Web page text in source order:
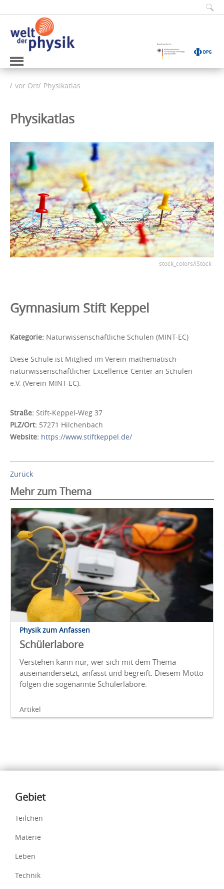
vor Ort Physikatlas
Physikatlas
stock_colors/iStock
Gymnasium Stift Keppel
Kategorie: Naturwissenschaftliche Schulen (MINT-EC)
Diese Schule ist Mitglied im Verein mathematisch-
naturwissenschaftlicher Excellence-Center an Schulen
e.V. (Verein MINT-EC).
Straße: Stift-Keppel-Weg 37
PLZ/Ort: 57271 Hilchenbach
Website: https://www.stiftkeppel.de/
Zurück
Mehr zum Thema
Physik zum Anfassen
Schülerlabore
Verstehen kann nur, wer sich mit dem Thema
auseinandersetzt, anfasst und begreift. Diesem Motto
folgen die sogenannte Schülerlabore.
Artikel
Inhalte
Gebiet
Teilchen
Materie
Leben
Technik